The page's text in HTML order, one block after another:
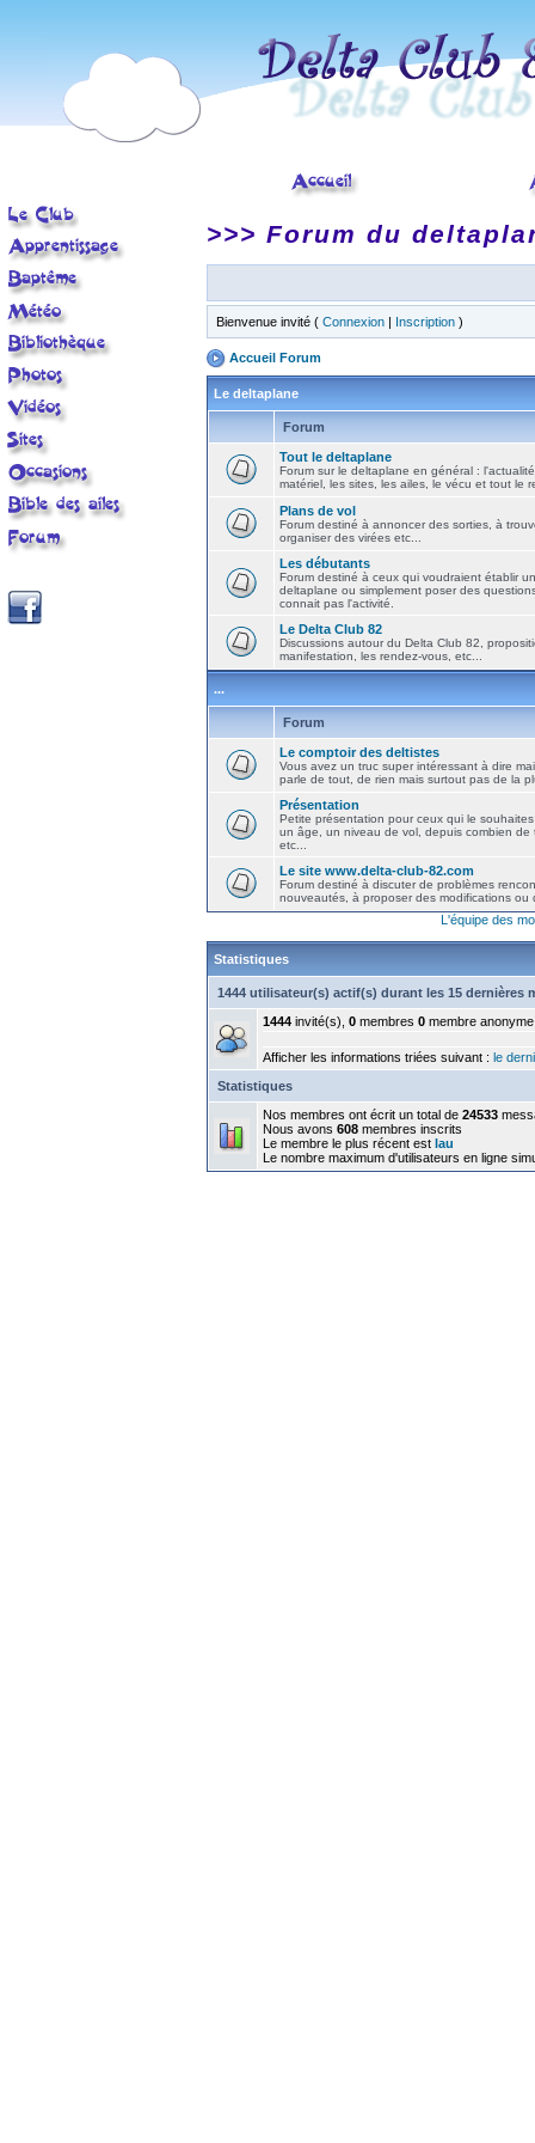
>>> Forum du
Bienvenue invité ( Connexion | Inscription )
Accueil Forum
Le deltaplane
Forum
Tout le deltaplane
Forum sur le deltaplane en général :
matériel, les sites, les ailes, le vécu et tout le
Plans de vol
Forum destiné à annoncer des sorties, à
organiser des virées etc...
Les débutants
Forum destiné à ceux qui voudraient établir
deltaplane ou simplement poser des
connait pas l'activité.
Le Delta Club 82
Discussions autour du Delta Club 82,
manifestation, les rendez-vous, etc...
...
Forum
Le comptoir des deltistes
Vous avez un truc super intéressant à dire
parle de tout, de rien mais surtout pas de la
Présentation
Petite présentation pour ceux qui le
un âge, un niveau de vol, depuis combien de
etc...
Le site www.delta-club-82.com
Forum destiné à discuter de problèmes
nouveautés, à proposer des modifications ou
L'équipe des
Statistiques
1444 utilisateur(s) actif(s) durant les 15 dernières
1444 invité(s), 0 membres 0 membre anonyme
Afficher les informations triées suivant : le
Statistiques
Nos membres ont écrit un total de 24533
Nous avons 608 membres inscrits
Le membre le plus récent est lau
Le nombre maximum d'utilisateurs en ligne